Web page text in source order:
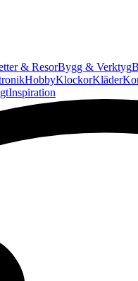
& ResorBygg & Verktyg
HobbyKlockorKläder
Inspiration